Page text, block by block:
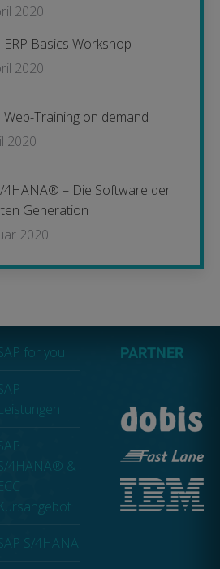
2020
Basics Workshop
2020
Training on demand
2020
4HANA® – Die Software der
Generation
2020
for you
4HANA® &
S/4HANA
PARTNER